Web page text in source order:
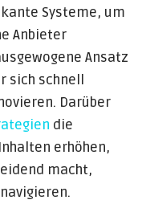
Systeme, um
Anbieter
Ansatz
schnell
Darüber
die
erhöhen,
macht,